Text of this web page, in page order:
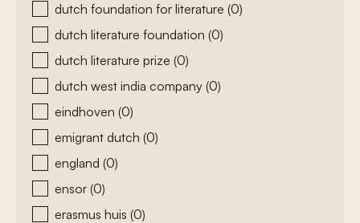
dutch foundation for literature (0)
dutch literature foundation (0)
dutch literature prize (0)
dutch west india company (0)
eindhoven (0)
emigrant dutch (0)
england (0)
ensor (0)
erasmus huis (0)